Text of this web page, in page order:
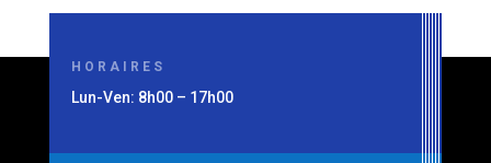
HORAIRES
Lun-Ven: 8h00 – 17h00